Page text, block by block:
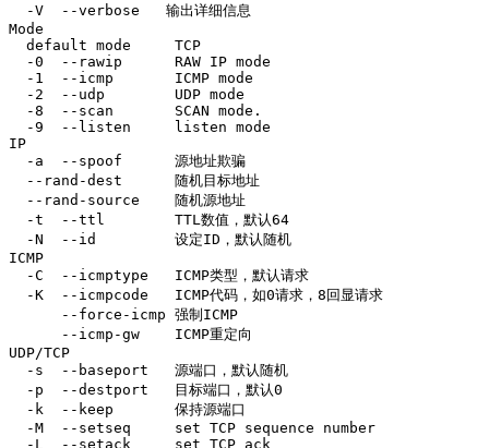
  -V  --verbose   输出详细信息
Mode
  default mode     TCP
  -0  --rawip      RAW IP mode
  -1  --icmp       ICMP mode
  -2  --udp        UDP mode
  -8  --scan       SCAN mode.
  -9  --listen     listen mode
IP
  -a  --spoof      源地址欺骗
  --rand-dest      随机目标地址
  --rand-source    随机源地址
  -t  --ttl        TTL数值，默认64
  -N  --id         设定ID，默认随机
ICMP
  -C  --icmptype   ICMP类型，默认请求
  -K  --icmpcode   ICMP代码，如0请求，8回显请求
      --force-icmp 强制ICMP
      --icmp-gw    ICMP重定向
UDP/TCP
  -s  --baseport   源端口，默认随机
  -p  --destport   目标端口，默认0
  -k  --keep       保持源端口
  -M  --setseq     set TCP sequence number
  -L  --setack     set TCP ack